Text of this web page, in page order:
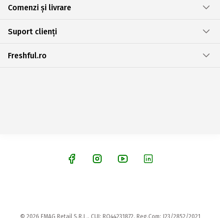
Comenzi și livrare
Suport clienți
Freshful.ro